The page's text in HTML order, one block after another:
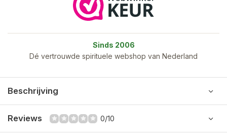
Sinds 2006
Dé vertrouwde spirituele webshop van Nederland
Beschrijving
Reviews 0/10